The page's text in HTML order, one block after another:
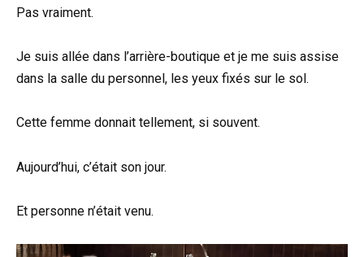
Pas vraiment.
Je suis allée dans l’arrière-boutique et je me suis assise
dans la salle du personnel, les yeux fixés sur le sol.
Cette femme donnait tellement, si souvent.
Aujourd’hui, c’était son jour.
Et personne n’était venu.